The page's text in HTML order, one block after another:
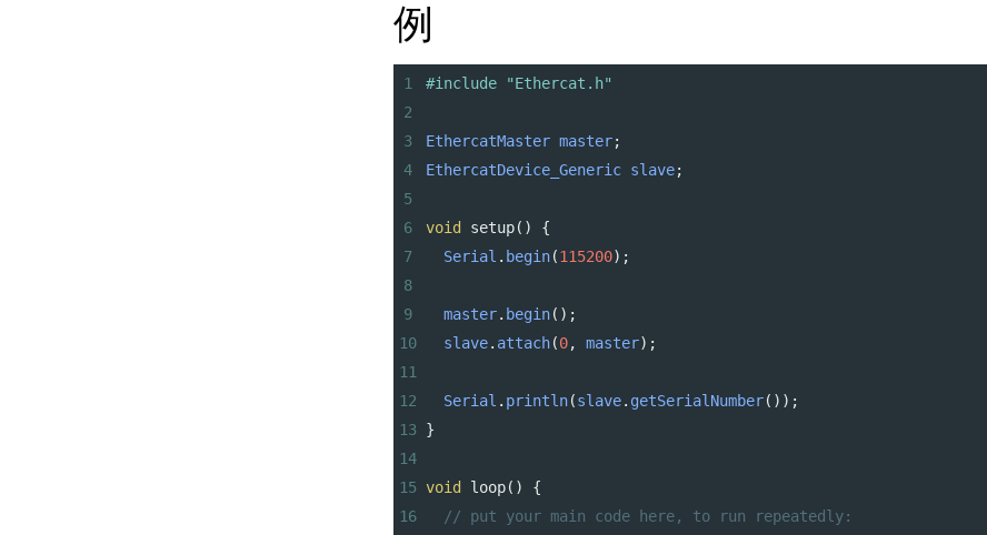
例
1
#include "Ethercat.h"
2
3
EthercatMaster master;
4
EthercatDevice_Generic slave;
5
6
void setup() {
7
Serial . begin(115200);
8
9
master. begin();
10
slave. attach(0, master);
11
12
Serial . println(slave. getSerialNumber());
13
}
14
15 void loop() {
16
// put your main code here, to run repeatedly: